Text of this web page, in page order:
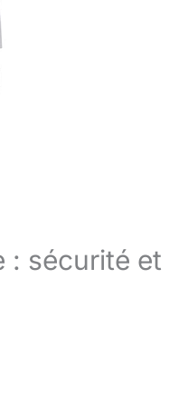
: sécurité et